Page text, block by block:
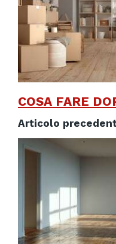
COSA FARE
Articolo